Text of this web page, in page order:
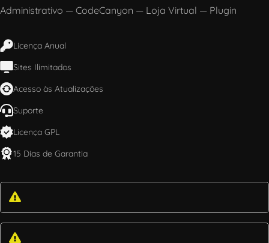
Administrativo — CodeCanyon — Loja Virtual — Plugin
Licença Anual
Sites Ilimitados
Acesso às Atualizações
Suporte
Licença GPL
15 Dias de Garantia